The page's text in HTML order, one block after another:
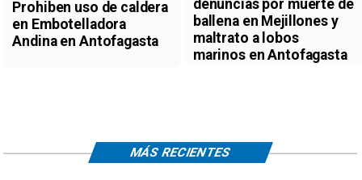
Prohiben uso de caldera
en Embotelladora
Andina en Antofagasta
denuncias por muerte de
ballena en Mejillones y
maltrato a lobos
marinos en Antofagasta
MÁS RECIENTES